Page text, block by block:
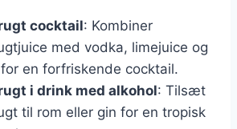
cocktail: Kombiner
med vodka, limejuice og
en forfriskende cocktail.
i drink med alkohol: Tilsæt
til rom eller gin for en tropisk